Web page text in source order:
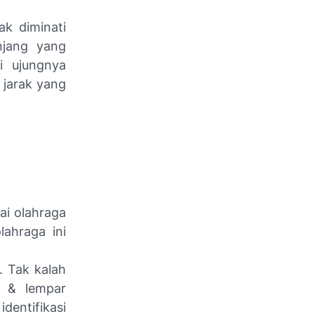
diminati
yang
ujungnya
yang
olahraga
ini
Tak kalah
& lempar